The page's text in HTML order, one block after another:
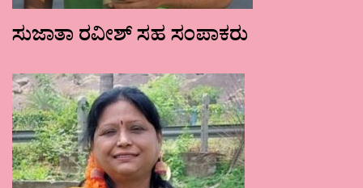
ಸುಜಾತಾ ರವೀಶ್ ಸಹ ಸಂಪಾಕರು